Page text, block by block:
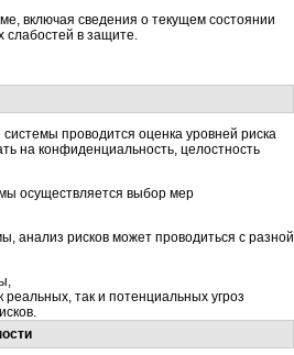
включая сведения о текущем состоянии
слабостей в защите.
проводится оценка уровней риска
на конфиденциальность, целостность
осуществляется выбор мер
анализ рисков может проводиться с разной
так и потенциальных угроз